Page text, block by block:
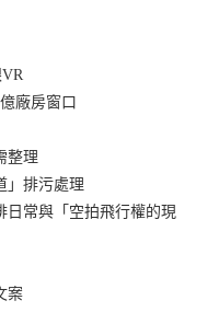
廠房窗口
整理
」排污處理
日常與「空拍飛行權的現
案